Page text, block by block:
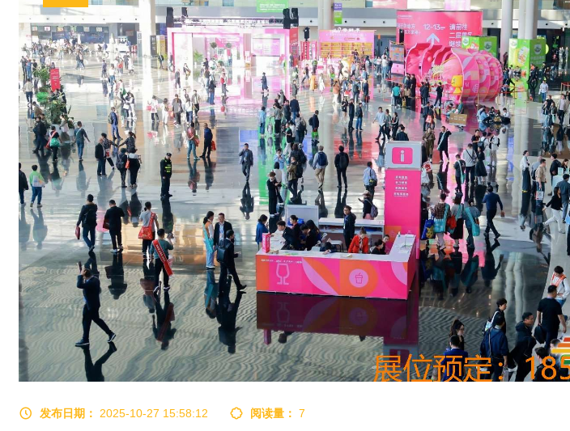
发布日期： 2025-10-27 15:58:12 阅读量： 7